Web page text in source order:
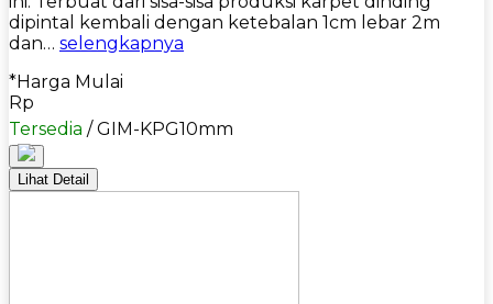
dipintal kembali dengan ketebalan 1cm lebar 2m
dan… selengkapnya
*Harga Mulai
Rp
Tersedia / GIM-KPG10mm
Lihat Detail